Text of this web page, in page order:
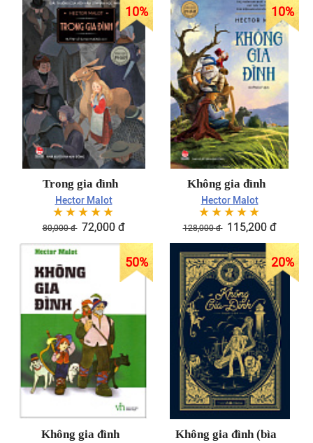
10%
Trong gia đình
Hector Malot
☆☆☆☆☆
80,000 đ 72,000 đ
10%
Không gia đình
Hector Malot
☆☆☆☆☆
128,000 đ 115,200 đ
50%
Không gia đình
20%
Không gia đình (bìa